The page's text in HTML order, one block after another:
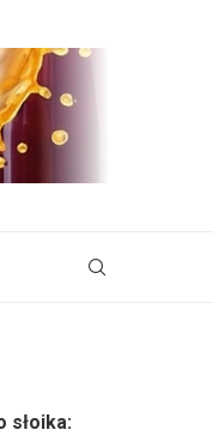
słoika: